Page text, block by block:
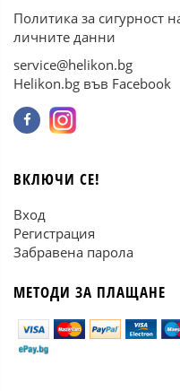
Политика за сигурност
личните данни
service@helikon.bg
Helikon.bg във Facebook
ВКЛЮЧИ СЕ!
Вход
Регистрация
Забравена парола
МЕТОДИ ЗА ПЛАЩАНЕ